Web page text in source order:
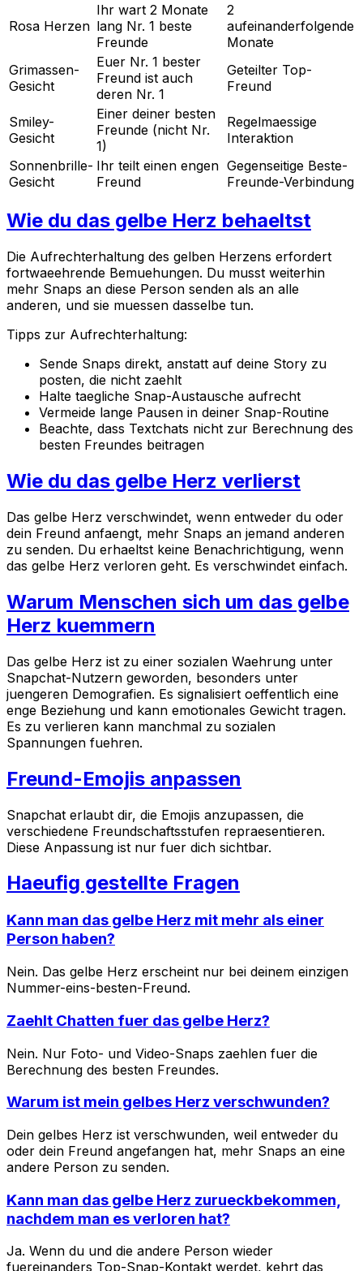
Rosa Herzen
Ihr wart 2 Monate
lang Nr. 1 beste
Freunde
2
aufeinanderfolgende
Monate
Grimassen-
Gesicht
Euer Nr. 1 bester
Freund ist auch
deren Nr. 1
Geteilter Top-
Freund
Smiley-
Gesicht
Einer deiner besten
Freunde (nicht Nr.
1)
Regelmaessige
Interaktion
Sonnenbrille-
Gesicht
Ihr teilt einen engen
Freund
Gegenseitige Beste-
Freunde-Verbindung
Wie du das gelbe Herz behaeltst
Die Aufrechterhaltung des gelben Herzens erfordert
fortwaeehrende Bemuehungen. Du musst weiterhin
mehr Snaps an diese Person senden als an alle
anderen, und sie muessen dasselbe tun.
Tipps zur Aufrechterhaltung:
Sende Snaps direkt, anstatt auf deine Story zu
posten, die nicht zaehlt
Halte taegliche Snap-Austausche aufrecht
Vermeide lange Pausen in deiner Snap-Routine
Beachte, dass Textchats nicht zur Berechnung des
besten Freundes beitragen
Wie du das gelbe Herz verlierst
Das gelbe Herz verschwindet, wenn entweder du oder
dein Freund anfaengt, mehr Snaps an jemand anderen
zu senden. Du erhaeltst keine Benachrichtigung, wenn
das gelbe Herz verloren geht. Es verschwindet einfach.
Warum Menschen sich um das gelbe
Herz kuemmern
Das gelbe Herz ist zu einer sozialen Waehrung unter
Snapchat-Nutzern geworden, besonders unter
juengeren Demografien. Es signalisiert oeffentlich eine
enge Beziehung und kann emotionales Gewicht tragen.
Es zu verlieren kann manchmal zu sozialen
Spannungen fuehren.
Freund-Emojis anpassen
Snapchat erlaubt dir, die Emojis anzupassen, die
verschiedene Freundschaftsstufen repraesentieren.
Diese Anpassung ist nur fuer dich sichtbar.
Haeufig gestellte Fragen
Kann man das gelbe Herz mit mehr als einer
Person haben?
Nein. Das gelbe Herz erscheint nur bei deinem einzigen
Nummer-eins-besten-Freund.
Zaehlt Chatten fuer das gelbe Herz?
Nein. Nur Foto- und Video-Snaps zaehlen fuer die
Berechnung des besten Freundes.
Warum ist mein gelbes Herz verschwunden?
Dein gelbes Herz ist verschwunden, weil entweder du
oder dein Freund angefangen hat, mehr Snaps an eine
andere Person zu senden.
Kann man das gelbe Herz zurueckbekommen,
nachdem man es verloren hat?
Ja. Wenn du und die andere Person wieder
fuereinanders Top-Snap-Kontakt werdet, kehrt das